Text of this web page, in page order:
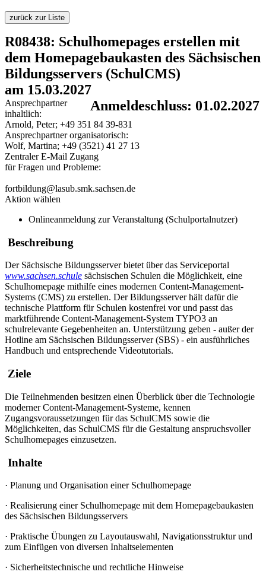
zurück zur Liste
R08438: Schulhomepages erstellen mit
dem Homepagebaukasten des Sächsischen
Bildungsservers (SchulCMS)
am 15.03.2027
Anmeldeschluss: 01.02.2027
Ansprechpartner
inhaltlich:
Arnold, Peter; +49 351 84 39-831
Ansprechpartner organisatorisch:
Wolf, Martina; +49 (3521) 41 27 13
Zentraler E-Mail Zugang
für Fragen und Probleme:
fortbildung@lasub.smk.sachsen.de
Aktion wählen
Onlineanmeldung zur Veranstaltung (Schulportalnutzer)
Beschreibung
Der Sächsische Bildungsserver bietet über das Serviceportal
www.sachsen.schule sächsischen Schulen die Möglichkeit, eine
Schulhomepage mithilfe eines modernen Content-Management-
Systems (CMS) zu erstellen. Der Bildungsserver hält dafür die
technische Plattform für Schulen kostenfrei vor und passt das
marktführende Content-Management-System TYPO3 an
schulrelevante Gegebenheiten an. Unterstützung geben - außer der
Hotline am Sächsischen Bildungsserver (SBS) - ein ausführliches
Handbuch und entsprechende Videotutorials.
Ziele
Die Teilnehmenden besitzen einen Überblick über die Technologie
moderner Content-Management-Systeme, kennen
Zugangsvoraussetzungen für das SchulCMS sowie die
Möglichkeiten, das SchulCMS für die Gestaltung anspruchsvoller
Schulhomepages einzusetzen.
Inhalte
· Planung und Organisation einer Schulhomepage
· Realisierung einer Schulhomepage mit dem Homepagebaukasten
des Sächsischen Bildungsservers
· Praktische Übungen zu Layoutauswahl, Navigationsstruktur und
zum Einfügen von diversen Inhaltselementen
· Sicherheitstechnische und rechtliche Hinweise